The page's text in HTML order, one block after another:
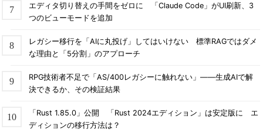
エディタ切り替えの手間をゼロに 「Claude Code」がUI刷新、3
つのビューモードを追加
レガシー移行を「AIに丸投げ」してはいけない 標準RAGではダメ
な理由と「5分割」のアプローチ
RPG技術者不足で「AS/400レガシーに触れない」――生成AIで解
決できるか、その検証結果
「Rust 1.85.0」公開 「Rust 2024エディション」は安定版に エ
ディションの移行方法は？